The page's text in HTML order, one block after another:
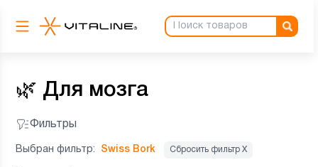
🌿 Для мозга
Фильтры
Выбран фильтр: Swiss Bork Сбросить фильтр Х